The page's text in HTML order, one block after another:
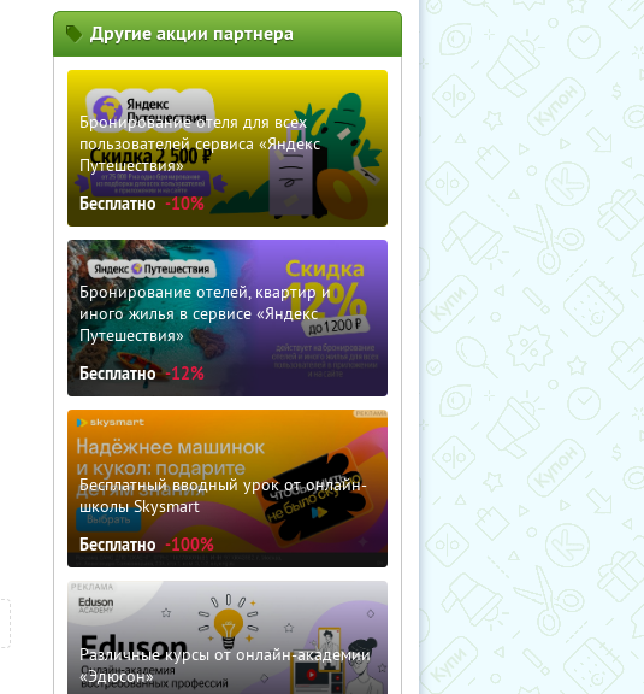
Другие акции партнера
Бронирование отеля для всех
пользователей сервиса «Яндекс
Путешествия»
Бесплатно -10%
Бронирование отелей, квартир и
иного жилья в сервисе «Яндекс
Путешествия»
Бесплатно -12%
Бесплатный вводный урок от онлайн-
школы Skysmart
Бесплатно -100%
Различные курсы от онлайн-академии
«Эдюсон»